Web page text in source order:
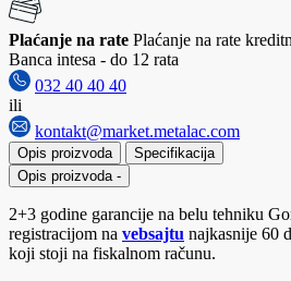
Plaćanje na rate Plaćanje na rate
Banca intesa - do 12 rata
032 40 40 40
ili
kontakt@market.metalac.com
Opis proizvoda
Specifikacija
Opis proizvoda -
2+3 godine garancije na belu tehniku
registracijom na vebsajtu najkasnije 60
koji stoji na fiskalnom računu.